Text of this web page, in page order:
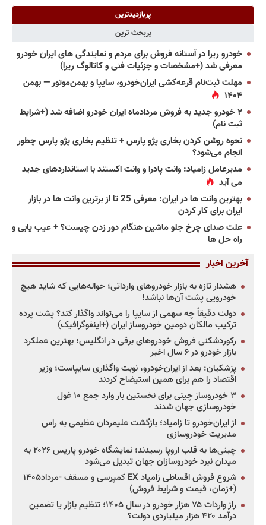
پربازدیدترین
پربحث ترین
خودرو ریرا در آستانه فروش برای مردم و نمایندگی های ایران خودرو
معرفی شد (+مشخصات و جزئیات فنی و کاتالوگ ریرا)
مهلت ثبت‌نام قرعه‌کشی ایران‌خودرو، سایپا و بهمن‌موتور — بهمن
۱۴۰۴
۲ خودرو جدید به فروش مردادماه ایران خودرو اضافه شد (+شرایط
ثبت نام)
نحوه روشن کردن بخاری پژو پارس + تنظیم بخاری پژو پارس چطور
انجام می‌شود؟
مدیرعامل زامیاد: وانت پادرا و وانت اکستند با استانداردهای جدید
می آید
بهترین وانت ها در ایران: معرفی 25 تا از برترین وانت ها در بازار
ایران برای کار کردن
علت صدای چرخ جلو ماشین هنگام دور زدن چیست؟ + عیب یابی و
راه حل ها
آخرین اخبار
هشدار تازه به بازار خودروهای وارداتی؛ حواله‌هایی که شاید هیچ
خودرویی پشت آن‌ها نباشد!
دولت دقیقاً چه سهمی از سایپا را می‌تواند واگذار کند؟ پشت پرده
ترکیب مالکان دومین خودروساز ایران (+اینفوگرافیک)
رکوردشکنی فروش خودروهای برقی در انگلیس؛ بهترین عملکرد
بازار خودرو در ۶ سال اخیر
پزشکیان: بعد از ایران‌خودرو، نوبت واگذاری سایپاست؛ وزیر
اقتصاد را هم برای همین استیضاح کردند
۳ خودروساز چینی برای نخستین بار وارد جمع ۱۰ غول
خودروسازی جهان شدند
از ایران‌خودرو تا زامیاد؛ بازگشت علیمردان عظیمی به راس
مدیریت خودروسازی
چینی‌ها به قلب اروپا رسیدند؛ نمایشگاه خودرو پاریس ۲۰۲۶ به
میدان نبرد خودروسازان جهان تبدیل می‌شود
شروع فروش اقساطی زامیاد EX کمپرسی و مسقف -مرداد۱۴۰۵
(+زمان، قیمت و شرایط فروش)
راز واردات ۷۵ هزار خودرو در سال ۱۴۰۵؛ تنظیم بازار یا تضمین
درآمد ۴۲۰ هزار میلیاردی دولت؟